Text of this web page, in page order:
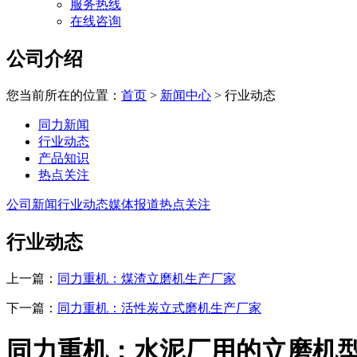
服务热线
在线咨询
公司介绍
您当前所在的位置： 首页 > 新闻中心 > 行业动态
同力新闻
行业动态
产品知识
热点关注
公司新闻行业动态媒体报道热点关注
行业动态
上一篇： 同力重机：煤渣立磨机生产厂家
下一篇： 同力重机：活性炭立式磨机生产厂家
同力重机：水泥厂用的立磨机